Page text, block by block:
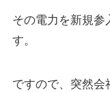
その電力を新規参
す。
ですので、突然会